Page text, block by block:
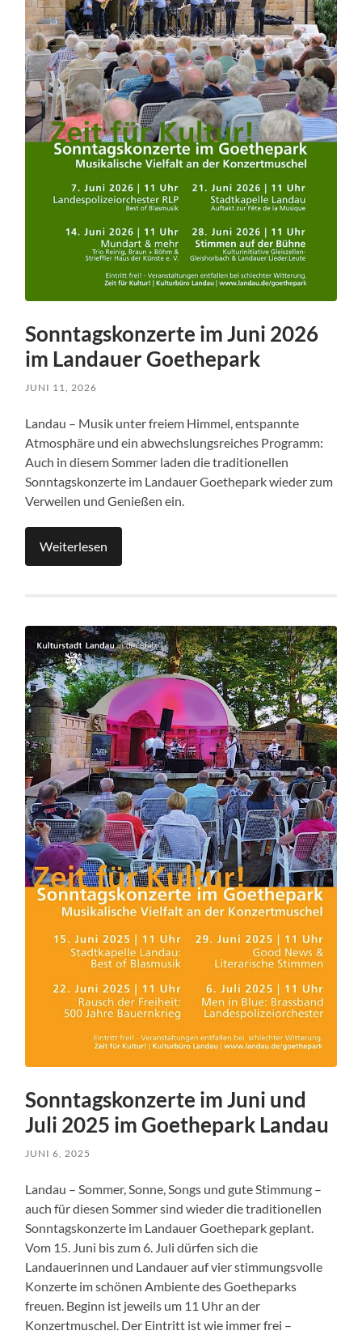
Sonntagskonzerte im Juni 2026
im Landauer Goethepark
JUNI 11, 2026
Landau – Musik unter freiem Himmel, entspannte
Atmosphäre und ein abwechslungsreiches Programm:
Auch in diesem Sommer laden die traditionellen
Sonntagskonzerte im Landauer Goethepark wieder zum
Verweilen und Genießen ein.
Weiterlesen
Sonntagskonzerte im Juni und
Juli 2025 im Goethepark Landau
JUNI 6, 2025
Landau – Sommer, Sonne, Songs und gute Stimmung –
auch für diesen Sommer sind wieder die traditionellen
Sonntagskonzerte im Landauer Goethepark geplant.
Vom 15. Juni bis zum 6. Juli dürfen sich die
Landauerinnen und Landauer auf vier stimmungsvolle
Konzerte im schönen Ambiente des Goetheparks
freuen. Beginn ist jeweils um 11 Uhr an der
Konzertmuschel. Der Eintritt ist wie immer frei –